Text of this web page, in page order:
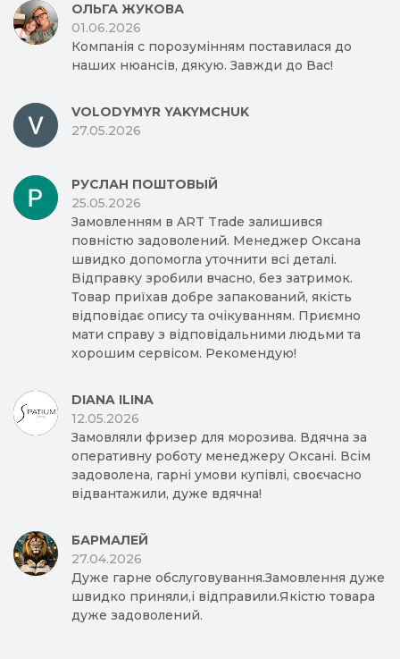
ОЛЬГА ЖУКОВА
01.06.2026
Компанія с порозумінням поставилася до
наших нюансів, дякую. Завжди до Вас!
VOLODYMYR YAKYMCHUK
27.05.2026
РУСЛАН ПОШТОВЫЙ
25.05.2026
Замовленням в ART Trade залишився
повністю задоволений. Менеджер Оксана
швидко допомогла уточнити всі деталі.
Відправку зробили вчасно, без затримок.
Товар приїхав добре запакований, якість
відповідає опису та очікуванням. Приємно
мати справу з відповідальними людьми та
хорошим сервісом. Рекомендую!
DIANA ILINA
12.05.2026
Замовляли фризер для морозива. Вдячна за
оперативну роботу менеджеру Оксані. Всім
задоволена, гарні умови купівлі, своєчасно
відвантажили, дуже вдячна!
БАРМАЛЕЙ
27.04.2026
Дуже гарне обслуговування.Замовлення дуже
швидко приняли,і відправили.Якістю товара
дуже задоволений.